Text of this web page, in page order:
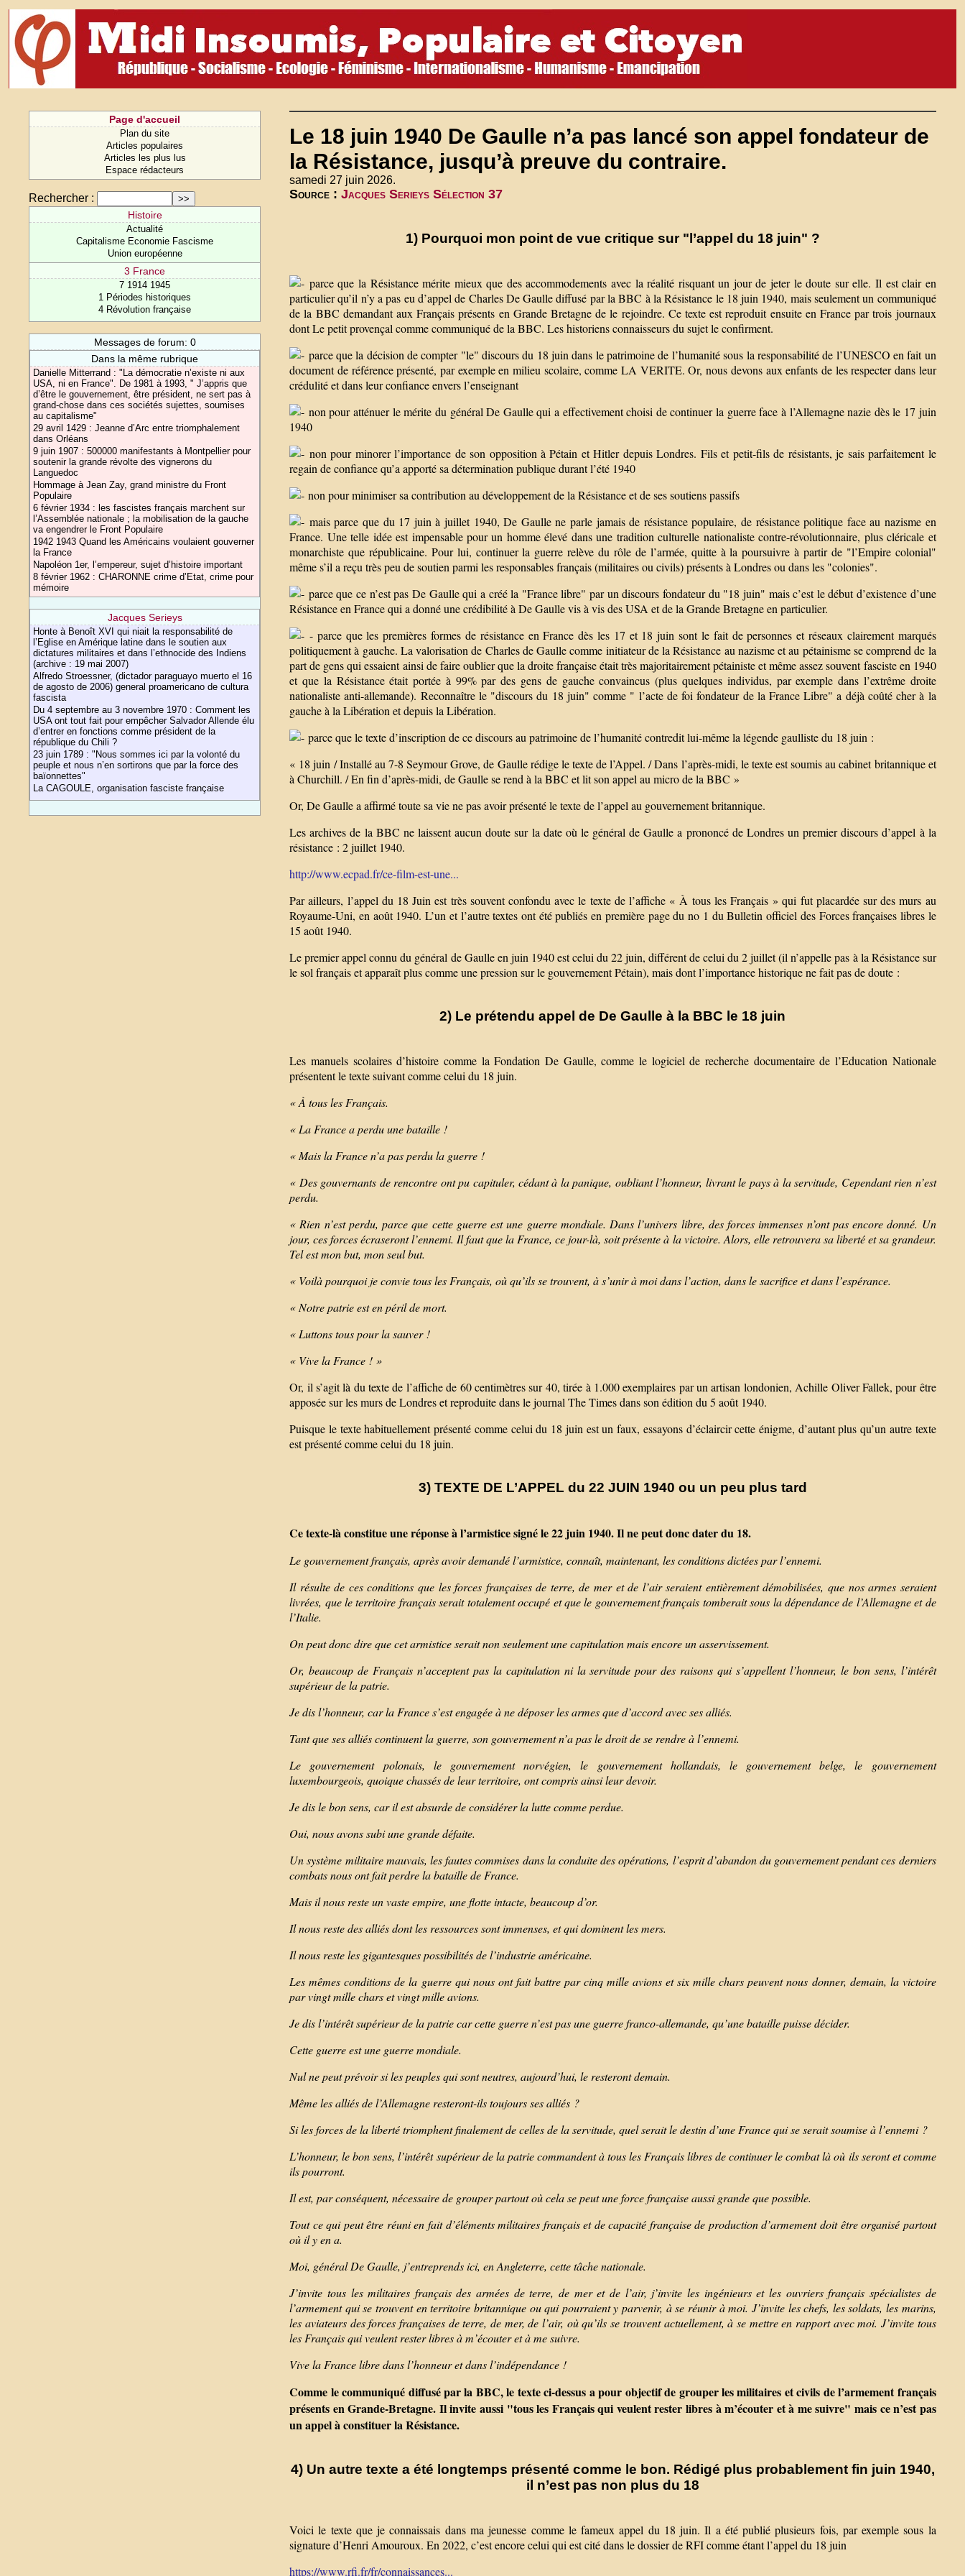
Page d'accueil
Plan du site
Articles populaires
Articles les plus lus
Espace rédacteurs
Rechercher :
Histoire
Actualité
Capitalisme Economie Fascisme
Union européenne
3 France
7 1914 1945
1 Périodes historiques
4 Révolution française
Messages de forum: 0
Dans la même rubrique
Danielle Mitterrand : "La démocratie n’existe ni aux
USA, ni en France". De 1981 à 1993, " J’appris que
d’être le gouvernement, être président, ne sert pas à
grand-chose dans ces sociétés sujettes, soumises
au capitalisme"
29 avril 1429 : Jeanne d’Arc entre triomphalement
dans Orléans
9 juin 1907 : 500000 manifestants à Montpellier pour
soutenir la grande révolte des vignerons du
Languedoc
Hommage à Jean Zay, grand ministre du Front
Populaire
6 février 1934 : les fascistes français marchent sur
l’Assemblée nationale ; la mobilisation de la gauche
va engendrer le Front Populaire
1942 1943 Quand les Américains voulaient gouverner
la France
Napoléon 1er, l’empereur, sujet d’histoire important
8 février 1962 : CHARONNE crime d’Etat, crime pour
mémoire
Jacques Serieys
Honte à Benoît XVI qui niait la responsabilité de
l’Eglise en Amérique latine dans le soutien aux
dictatures militaires et dans l’ethnocide des Indiens
(archive : 19 mai 2007)
Alfredo Stroessner, (dictador paraguayo muerto el 16
de agosto de 2006) general proamericano de cultura
fascista
Du 4 septembre au 3 novembre 1970 : Comment les
USA ont tout fait pour empêcher Salvador Allende élu
d’entrer en fonctions comme président de la
république du Chili ?
23 juin 1789 : "Nous sommes ici par la volonté du
peuple et nous n’en sortirons que par la force des
baïonnettes"
La CAGOULE, organisation fasciste française
Le 18 juin 1940 De Gaulle n’a pas lancé son appel fondateur de
la Résistance, jusqu’à preuve du contraire.
samedi 27 juin 2026.
Source :Jacques Serieys Sélection 37
1) Pourquoi mon point de vue critique sur "l’appel du 18 juin" ?
parce que la Résistance mérite mieux que des accommodements avec la réalité risquant un jour de jeter le doute sur elle. Il est clair en
particulier qu’il n’y a pas eu d’appel de Charles De Gaulle diffusé par la BBC à la Résistance le 18 juin 1940, mais seulement un communiqué
de la BBC demandant aux Français présents en Grande Bretagne de le rejoindre. Ce texte est reproduit ensuite en France par trois journaux
dont Le petit provençal comme communiqué de la BBC. Les historiens connaisseurs du sujet le confirment.
parce que la décision de compter "le" discours du 18 juin dans le patrimoine de l’humanité sous la responsabilité de l’UNESCO en fait un
document de référence présenté, par exemple en milieu scolaire, comme LA VERITE. Or, nous devons aux enfants de les respecter dans leur
crédulité et dans leur confiance envers l’enseignant
non pour atténuer le mérite du général De Gaulle qui a effectivement choisi de continuer la guerre face à l’Allemagne nazie dès le 17 juin
1940
non pour minorer l’importance de son opposition à Pétain et Hitler depuis Londres. Fils et petit-fils de résistants, je sais parfaitement le
regain de confiance qu’a apporté sa détermination publique durant l’été 1940
non pour minimiser sa contribution au développement de la Résistance et de ses soutiens passifs
mais parce que du 17 juin à juillet 1940, De Gaulle ne parle jamais de résistance populaire, de résistance politique face au nazisme en
France. Une telle idée est impensable pour un homme élevé dans une tradition culturelle nationaliste contre-révolutionnaire, plus cléricale et
monarchiste que républicaine. Pour lui, continuer la guerre relève du rôle de l’armée, quitte à la poursuivre à partir de "l’Empire colonial"
même s’il a reçu très peu de soutien parmi les responsables français (militaires ou civils) présents à Londres ou dans les "colonies".
parce que ce n’est pas De Gaulle qui a créé la "France libre" par un discours fondateur du "18 juin" mais c’est le début d’existence d’une
Résistance en France qui a donné une crédibilité à De Gaulle vis à vis des USA et de la Grande Bretagne en particulier.
- parce que les premières formes de résistance en France dès les 17 et 18 juin sont le fait de personnes et réseaux clairement marqués
politiquement à gauche. La valorisation de Charles de Gaulle comme initiateur de la Résistance au nazisme et au pétainisme se comprend de la
part de gens qui essaient ainsi de faire oublier que la droite française était très majoritairement pétainiste et même assez souvent fasciste en 1940
et que la Résistance était portée à 99% par des gens de gauche convaincus (plus quelques individus, par exemple dans l’extrême droite
nationaliste anti-allemande). Reconnaître le "discours du 18 juin" comme " l’acte de foi fondateur de la France Libre" a déjà coûté cher à la
gauche à la Libération et depuis la Libération.
parce que le texte d’inscription de ce discours au patrimoine de l’humanité contredit lui-même la légende gaulliste du 18 juin :
« 18 juin / Installé au 7-8 Seymour Grove, de Gaulle rédige le texte de l’Appel. / Dans l’après-midi, le texte est soumis au cabinet britannique et
à Churchill. / En fin d’après-midi, de Gaulle se rend à la BBC et lit son appel au micro de la BBC »
Or, De Gaulle a affirmé toute sa vie ne pas avoir présenté le texte de l’appel au gouvernement britannique.
Les archives de la BBC ne laissent aucun doute sur la date où le général de Gaulle a prononcé de Londres un premier discours d’appel à la
résistance : 2 juillet 1940.
http://www.ecpad.fr/ce-film-est-une...
Par ailleurs, l’appel du 18 Juin est très souvent confondu avec le texte de l’affiche « À tous les Français » qui fut placardée sur des murs au
Royaume-Uni, en août 1940. L’un et l’autre textes ont été publiés en première page du no 1 du Bulletin officiel des Forces françaises libres le
15 août 1940.
Le premier appel connu du général de Gaulle en juin 1940 est celui du 22 juin, différent de celui du 2 juillet (il n’appelle pas à la Résistance sur
le sol français et apparaît plus comme une pression sur le gouvernement Pétain), mais dont l’importance historique ne fait pas de doute :
2) Le prétendu appel de De Gaulle à la BBC le 18 juin
Les manuels scolaires d’histoire comme la Fondation De Gaulle, comme le logiciel de recherche documentaire de l’Education Nationale
présentent le texte suivant comme celui du 18 juin.
« À tous les Français.
« La France a perdu une bataille !
« Mais la France n’a pas perdu la guerre !
« Des gouvernants de rencontre ont pu capituler, cédant à la panique, oubliant l’honneur, livrant le pays à la servitude, Cependant rien n’est
perdu.
« Rien n’est perdu, parce que cette guerre est une guerre mondiale. Dans l’univers libre, des forces immenses n’ont pas encore donné. Un
jour, ces forces écraseront l’ennemi. Il faut que la France, ce jour-là, soit présente à la victoire. Alors, elle retrouvera sa liberté et sa grandeur.
Tel est mon but, mon seul but.
« Voilà pourquoi je convie tous les Français, où qu’ils se trouvent, à s’unir à moi dans l’action, dans le sacrifice et dans l’espérance.
« Notre patrie est en péril de mort.
« Luttons tous pour la sauver !
« Vive la France ! »
Or, il s’agit là du texte de l’affiche de 60 centimètres sur 40, tirée à 1.000 exemplaires par un artisan londonien, Achille Oliver Fallek, pour être
apposée sur les murs de Londres et reproduite dans le journal The Times dans son édition du 5 août 1940.
Puisque le texte habituellement présenté comme celui du 18 juin est un faux, essayons d’éclaircir cette énigme, d’autant plus qu’un autre texte
est présenté comme celui du 18 juin.
3) TEXTE DE L’APPEL du 22 JUIN 1940 ou un peu plus tard
Ce texte-là constitue une réponse à l’armistice signé le 22 juin 1940. Il ne peut donc dater du 18.
Le gouvernement français, après avoir demandé l’armistice, connaît, maintenant, les conditions dictées par l’ennemi.
Il résulte de ces conditions que les forces françaises de terre, de mer et de l’air seraient entièrement démobilisées, que nos armes seraient
livrées, que le territoire français serait totalement occupé et que le gouvernement français tomberait sous la dépendance de l’Allemagne et de
l’Italie.
On peut donc dire que cet armistice serait non seulement une capitulation mais encore un asservissement.
Or, beaucoup de Français n’acceptent pas la capitulation ni la servitude pour des raisons qui s’appellent l’honneur, le bon sens, l’intérêt
supérieur de la patrie.
Je dis l’honneur, car la France s’est engagée à ne déposer les armes que d’accord avec ses alliés.
Tant que ses alliés continuent la guerre, son gouvernement n’a pas le droit de se rendre à l’ennemi.
Le gouvernement polonais, le gouvernement norvégien, le gouvernement hollandais, le gouvernement belge, le gouvernement
luxembourgeois, quoique chassés de leur territoire, ont compris ainsi leur devoir.
Je dis le bon sens, car il est absurde de considérer la lutte comme perdue.
Oui, nous avons subi une grande défaite.
Un système militaire mauvais, les fautes commises dans la conduite des opérations, l’esprit d’abandon du gouvernement pendant ces derniers
combats nous ont fait perdre la bataille de France.
Mais il nous reste un vaste empire, une flotte intacte, beaucoup d’or.
Il nous reste des alliés dont les ressources sont immenses, et qui dominent les mers.
Il nous reste les gigantesques possibilités de l’industrie américaine.
Les mêmes conditions de la guerre qui nous ont fait battre par cinq mille avions et six mille chars peuvent nous donner, demain, la victoire
par vingt mille chars et vingt mille avions.
Je dis l’intérêt supérieur de la patrie car cette guerre n’est pas une guerre franco-allemande, qu’une bataille puisse décider.
Cette guerre est une guerre mondiale.
Nul ne peut prévoir si les peuples qui sont neutres, aujourd’hui, le resteront demain.
Même les alliés de l’Allemagne resteront-ils toujours ses alliés ?
Si les forces de la liberté triomphent finalement de celles de la servitude, quel serait le destin d’une France qui se serait soumise à l’ennemi ?
L’honneur, le bon sens, l’intérêt supérieur de la patrie commandent à tous les Français libres de continuer le combat là où ils seront et comme
ils pourront.
Il est, par conséquent, nécessaire de grouper partout où cela se peut une force française aussi grande que possible.
Tout ce qui peut être réuni en fait d’éléments militaires français et de capacité française de production d’armement doit être organisé partout
où il y en a.
Moi, général De Gaulle, j’entreprends ici, en Angleterre, cette tâche nationale.
J’invite tous les militaires français des armées de terre, de mer et de l’air, j’invite les ingénieurs et les ouvriers français spécialistes de
l’armement qui se trouvent en territoire britannique ou qui pourraient y parvenir, à se réunir à moi. J’invite les chefs, les soldats, les marins,
les aviateurs des forces françaises de terre, de mer, de l’air, où qu’ils se trouvent actuellement, à se mettre en rapport avec moi. J’invite tous
les Français qui veulent rester libres à m’écouter et à me suivre.
Vive la France libre dans l’honneur et dans l’indépendance !
Comme le communiqué diffusé par la BBC, le texte ci-dessus a pour objectif de grouper les militaires et civils de l’armement français
présents en Grande-Bretagne. Il invite aussi "tous les Français qui veulent rester libres à m’écouter et à me suivre" mais ce n’est pas
un appel à constituer la Résistance.
4) Un autre texte a été longtemps présenté comme le bon. Rédigé plus probablement fin juin 1940,
il n’est pas non plus du 18
Voici le texte que je connaissais dans ma jeunesse comme le fameux appel du 18 juin. Il a été publié plusieurs fois, par exemple sous la
signature d’Henri Amouroux. En 2022, c’est encore celui qui est cité dans le dossier de RFI comme étant l’appel du 18 juin
https://www.rfi.fr/fr/connaissances...